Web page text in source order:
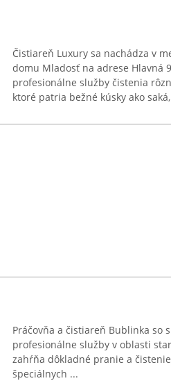
Čistiareň Luxury sa nachádza v
domu Mladosť na adrese Hlavná
profesionálne služby čistenia
ktoré patria bežné kúsky ako
Práčovňa a čistiareň Bublinka so
profesionálne služby v oblasti
zahŕňa dôkladné pranie a
špeciálnych ...